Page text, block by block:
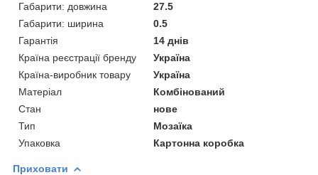
Габарити: довжина
27.5
Габарити: ширина
0.5
Гарантія
14 днів
Країна реєстрації бренду
Україна
Країна-виробник товару
Україна
Матеріал
Комбінований
Стан
нове
Тип
Мозаїка
Упаковка
Картонна коробка
Приховати